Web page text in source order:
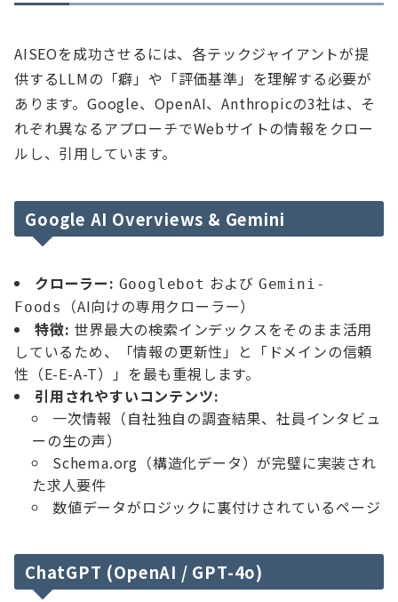
AISEOを成功させるには、各テックジャイアントが提
供するLLMの「癖」や「評価基準」を理解する必要が
あります。Google、OpenAI、Anthropicの3社は、そ
れぞれ異なるアプローチでWebサイトの情報をクロー
ルし、引用しています。
Google AI Overviews & Gemini
クローラー: Googlebot および Gemini-
Foods
（AI向けの専用クローラー）
特徴: 世界最大の検索インデックスをそのまま活用
しているため、「情報の更新性」と「ドメインの信頼
性（E-E-A-T）」を最も重視します。
引用されやすいコンテンツ:
一次情報（自社独自の調査結果、社員インタビュ
ーの生の声）
Schema.org（構造化データ）が完璧に実装され
た求人要件
数値データがロジックに裏付けされているページ
ChatGPT (OpenAI / GPT-4o)